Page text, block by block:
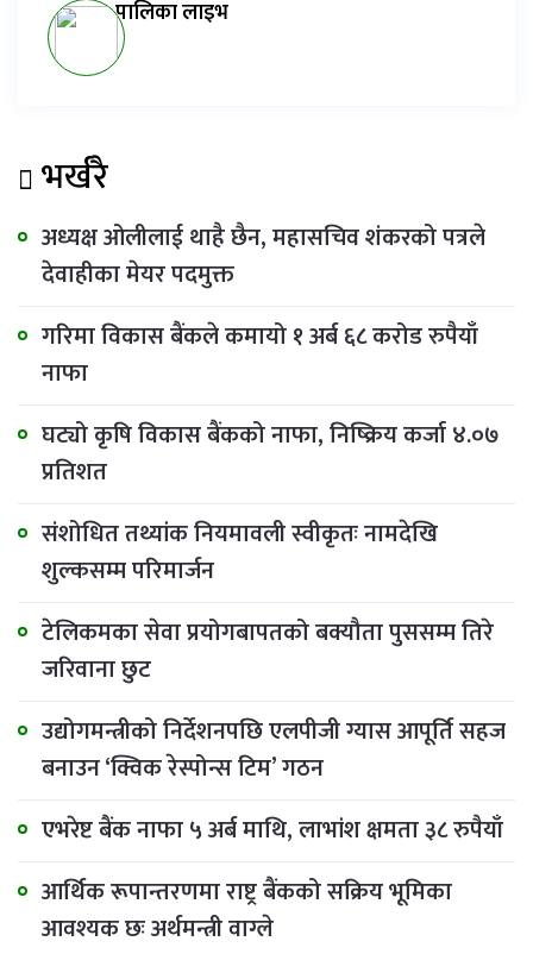
पालिका लाइभ
भर्खरै
अध्यक्ष ओलीलाई थाहै छैन, महासचिव शंकरको पत्रले
देवाहीका मेयर पदमुक्त
गरिमा विकास बैंकले कमायो १ अर्ब ६८ करोड रुपैयाँ
नाफा
घट्यो कृषि विकास बैंकको नाफा, निष्क्रिय कर्जा ४.०७
प्रतिशत
संशोधित तथ्यांक नियमावली स्वीकृतः नामदेखि
शुल्कसम्म परिमार्जन
टेलिकमका सेवा प्रयोगबापतको बक्यौता पुससम्म तिरे
जरिवाना छुट
उद्योगमन्त्रीको निर्देशनपछि एलपीजी ग्यास आपूर्ति सहज
बनाउन ‘क्विक रेस्पोन्स टिम’ गठन
एभरेष्ट बैंक नाफा ५ अर्ब माथि, लाभांश क्षमता ३८ रुपैयाँ
आर्थिक रूपान्तरणमा राष्ट्र बैंकको सक्रिय भूमिका
आवश्यक छः अर्थमन्त्री वाग्ले